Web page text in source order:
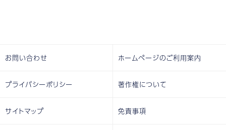
お問い合わせ ホームページのご利用案内
プライバシーポリシー 著作権について
サイトマップ 免責事項